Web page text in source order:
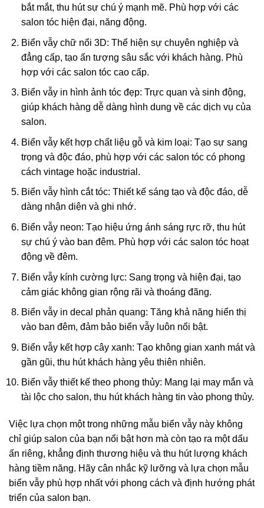
bắt mắt, thu hút sự chú ý mạnh mẽ. Phù hợp với các
salon tóc hiện đại, năng động.
Biển vẫy chữ nổi 3D: Thể hiện sự chuyên nghiệp và
đẳng cấp, tạo ấn tượng sâu sắc với khách hàng. Phù
hợp với các salon tóc cao cấp.
Biển vẫy in hình ảnh tóc đẹp: Trực quan và sinh động,
giúp khách hàng dễ dàng hình dung về các dịch vụ của
salon.
Biển vẫy kết hợp chất liệu gỗ và kim loại: Tạo sự sang
trọng và độc đáo, phù hợp với các salon tóc có phong
cách vintage hoặc industrial.
Biển vẫy hình cắt tóc: Thiết kế sáng tạo và độc đáo, dễ
dàng nhận diện và ghi nhớ.
Biển vẫy neon: Tạo hiệu ứng ánh sáng rực rỡ, thu hút
sự chú ý vào ban đêm. Phù hợp với các salon tóc hoạt
động về đêm.
Biển vẫy kính cường lực: Sang trọng và hiện đại, tạo
cảm giác không gian rộng rãi và thoáng đãng.
Biển vẫy in decal phản quang: Tăng khả năng hiển thị
vào ban đêm, đảm bảo biển vẫy luôn nổi bật.
Biển vẫy kết hợp cây xanh: Tạo không gian xanh mát và
gần gũi, thu hút khách hàng yêu thiên nhiên.
Biển vẫy thiết kế theo phong thủy: Mang lại may mắn và
tài lộc cho salon, thu hút khách hàng tin vào phong thủy.
Việc lựa chọn một trong những mẫu biển vẫy này không
chỉ giúp salon của bạn nổi bật hơn mà còn tạo ra một dấu
ấn riêng, khẳng định thương hiệu và thu hút lượng khách
hàng tiềm năng. Hãy cân nhắc kỹ lưỡng và lựa chọn mẫu
biển vẫy phù hợp nhất với phong cách và định hướng phát
triển của salon bạn.